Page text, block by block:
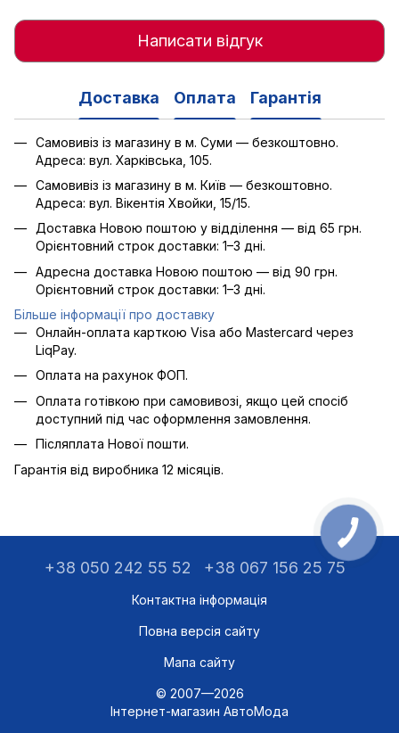
Написати відгук
Доставка Оплата Гарантія
Самовивіз із магазину в м. Суми — безкоштовно.
Адреса: вул. Харківська, 105.
Самовивіз із магазину в м. Київ — безкоштовно.
Адреса: вул. Вікентія Хвойки, 15/15.
Доставка Новою поштою у відділення — від 65 грн.
Орієнтовний строк доставки: 1–3 дні.
Адресна доставка Новою поштою — від 90 грн.
Орієнтовний строк доставки: 1–3 дні.
Більше інформації про доставку
Онлайн-оплата карткою Visa або Mastercard через
LiqPay.
Оплата на рахунок ФОП.
Оплата готівкою при самовивозі, якщо цей спосіб
доступний під час оформлення замовлення.
Післяплата Нової пошти.
Гарантія від виробника 12 місяців.
+38 050 242 55 52 +38 067 156 25 75
Контактна інформація
Повна версія сайту
Мапа сайту
© 2007—2026
Інтернет-магазин АвтоМода